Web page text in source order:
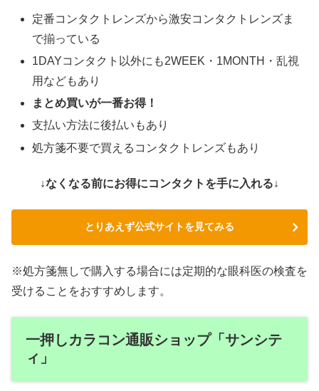
定番コンタクトレンズから激安コンタクトレンズま
で揃っている
1DAYコンタクト以外にも2WEEK・1MONTH・乱視
用などもあり
まとめ買いが一番お得！
支払い方法に後払いもあり
処方箋不要で買えるコンタクトレンズもあり
↓なくなる前にお得にコンタクトを手に入れる↓
とりあえず公式サイトを見てみる
※処方箋無しで購入する場合には定期的な眼科医の検査を
受けることをおすすめします。
一押しカラコン通販ショップ「サンシテ
ィ」